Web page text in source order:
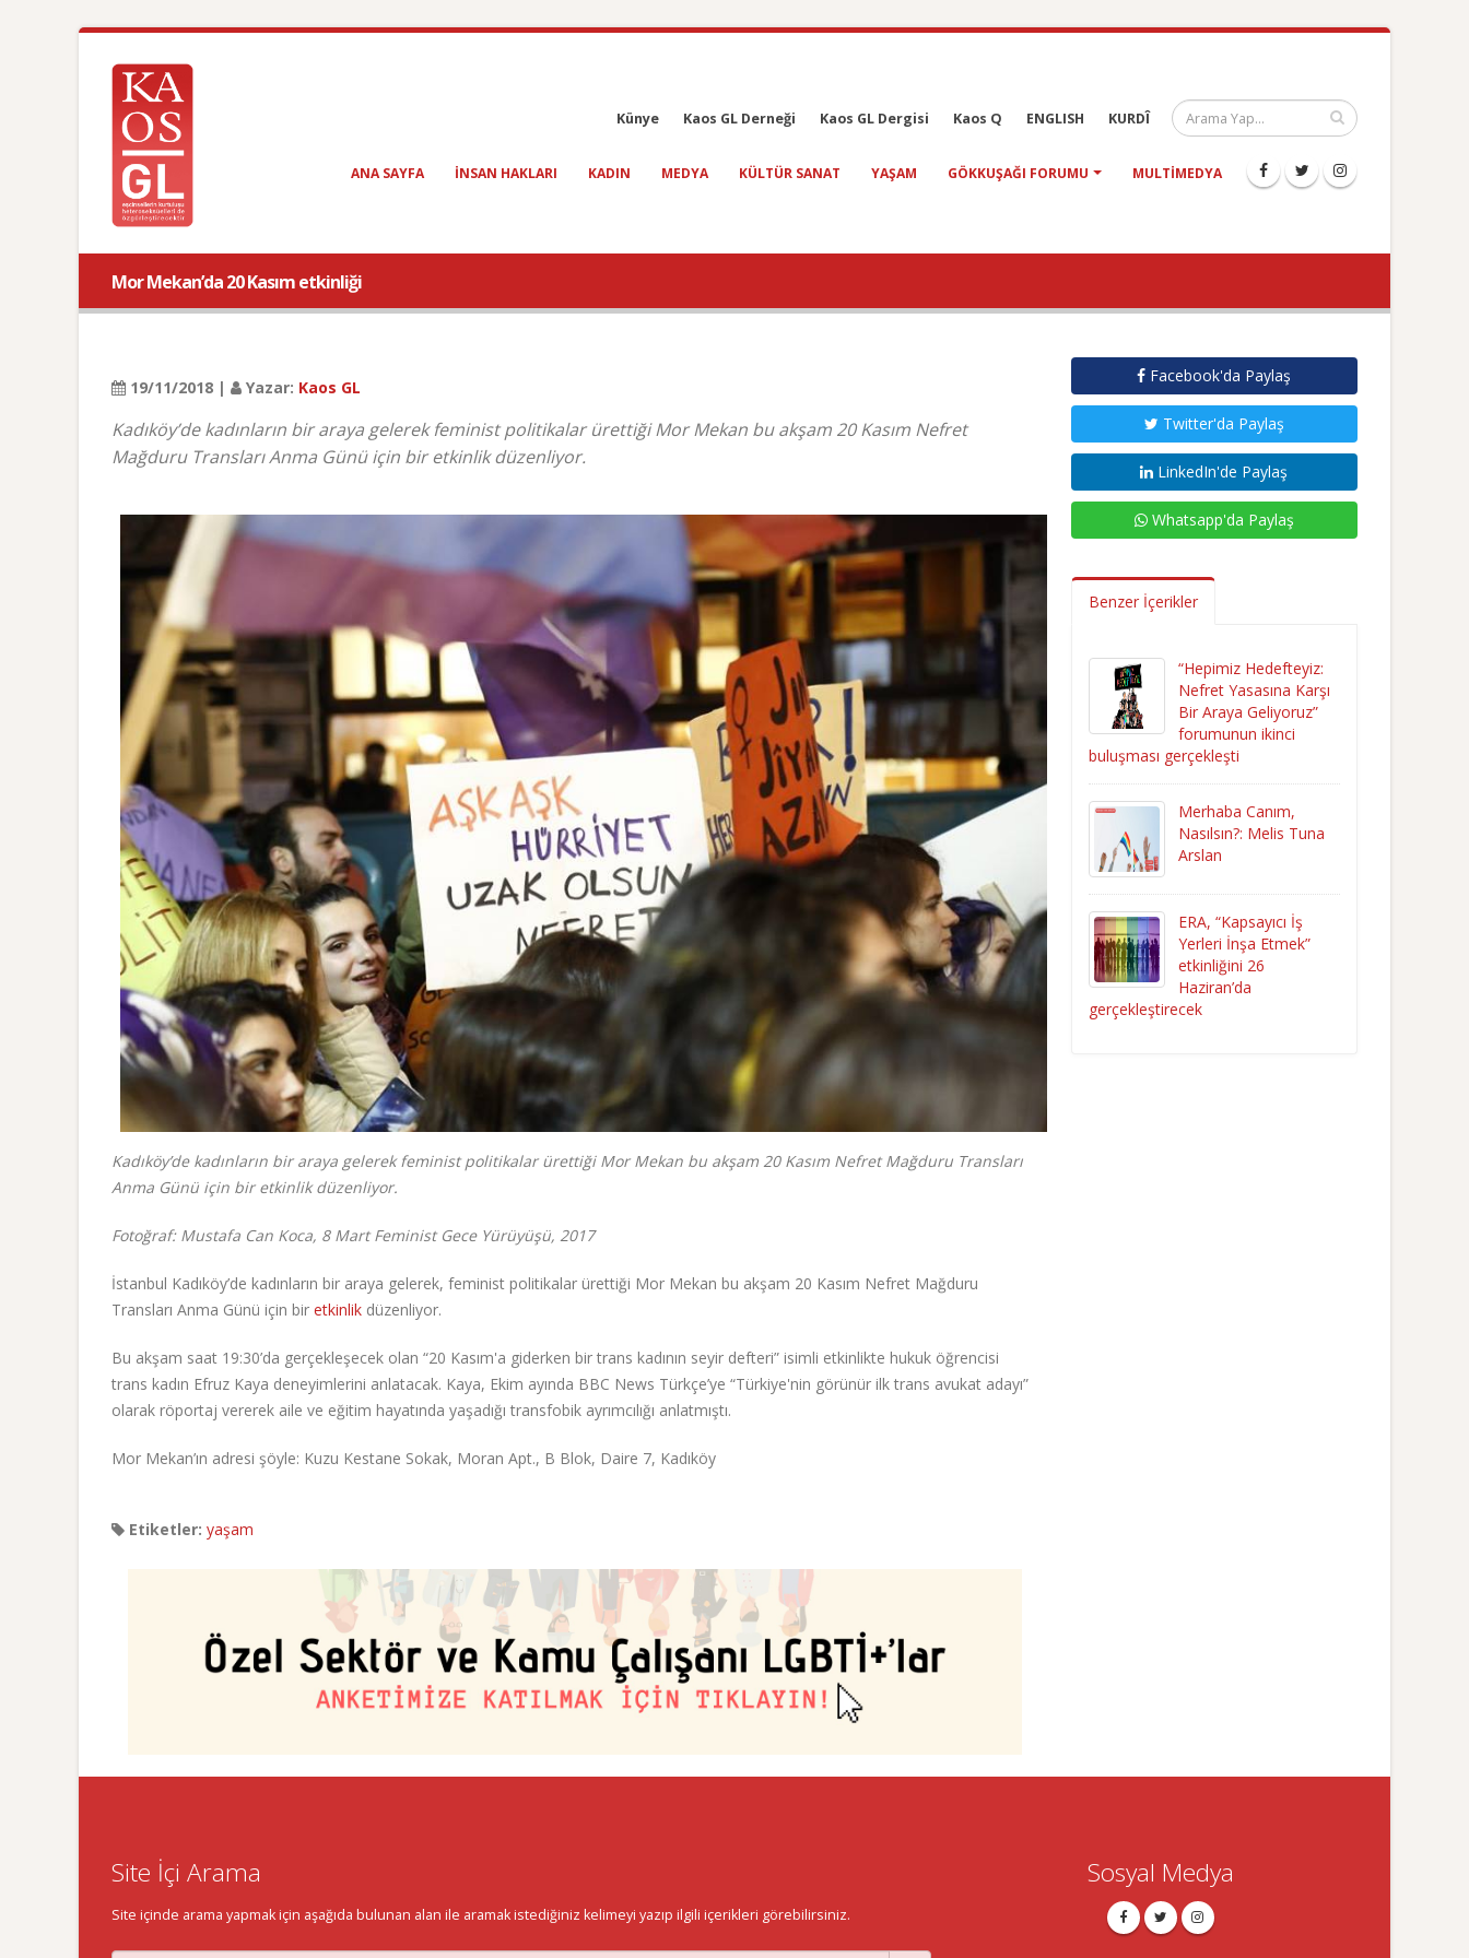
Künye Kaos GL Derneği Kaos GL Dergisi Kaos Q ENGLISH KURDÎ
ANA SAYFA INSAN HAKLARI KADIN MEDYA KÜLTÜR SANAT YAŞAM GÖKKUŞAĞI FORUMU MULTIMEDYA
Mor Mekan’da 20 Kasım etkinliği
19/11/2018 | Yazar: Kaos GL
Kadıköy’de kadınların bir araya gelerek feminist politikalar ürettiği Mor Mekan bu akşam 20 Kasım Nefret
Mağduru Transları Anma Günü için bir etkinlik düzenliyor.
Kadıköy’de kadınların bir araya gelerek feminist politikalar ürettiği Mor Mekan bu akşam 20 Kasım Nefret Mağduru Transları
Anma Günü için bir etkinlik düzenliyor.
Fotoğraf: Mustafa Can Koca, 8 Mart Feminist Gece Yürüyüşü, 2017
İstanbul Kadıköy’de kadınların bir araya gelerek, feminist politikalar ürettiği Mor Mekan bu akşam 20 Kasım Nefret Mağduru
Transları Anma Günü için bir etkinlik düzenliyor.
Bu akşam saat 19:30’da gerçekleşecek olan “20 Kasım'a giderken bir trans kadının seyir defteri” isimli etkinlikte hukuk öğrencisi
trans kadın Efruz Kaya deneyimlerini anlatacak. Kaya, Ekim ayında BBC News Türkçe’ye “Türkiye'nin görünür ilk trans avukat adayı”
olarak röportaj vererek aile ve eğitim hayatında yaşadığı transfobik ayrımcılığı anlatmıştı.
Mor Mekan’ın adresi şöyle: Kuzu Kestane Sokak, Moran Apt., B Blok, Daire 7, Kadıköy
Etiketler: yaşam
Facebook'da Paylaş
Twitter'da Paylaş
LinkedIn'de Paylaş
Whatsapp'da Paylaş
Benzer İçerikler
“Hepimiz Hedefteyiz:
Nefret Yasasına Karşı
Bir Araya Geliyoruz”
forumunun ikinci
buluşması gerçekleşti
Merhaba Canım,
Nasılsın?: Melis Tuna
Arslan
ERA, “Kapsayıcı İş
Yerleri İnşa Etmek”
etkinliğini 26
Haziran’da
gerçekleştirecek
Site İçi Arama
Site içinde arama yapmak için aşağıda bulunan alan ile aramak istediğiniz kelimeyi yazıp ilgili içerikleri görebilirsiniz.
Sosyal Medya